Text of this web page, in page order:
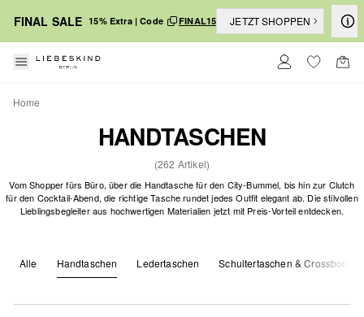
FINAL SALE 15% Extra | Code FINAL15 JETZT SHOPPEN
Home
HANDTASCHEN
(262 Artikel)
Vom Shopper fürs Büro, über die Handtasche für den City-Bummel, bis hin zur Clutch
für den Cocktail-Abend, die richtige Tasche rundet jedes Outfit elegant ab. Die stilvollen
Lieblingsbegleiter aus hochwertigen Materialien jetzt mit Preis-Vorteil entdecken.
Alle Handtaschen Ledertaschen Schultertaschen & Crossbody